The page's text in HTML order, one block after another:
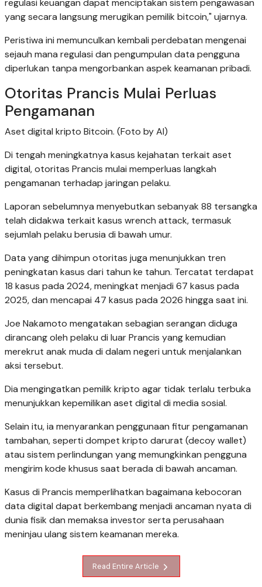
regulasi keuangan dapat menciptakan sistem pengawasan
yang secara langsung merugikan pemilik bitcoin," ujarnya.
Peristiwa ini memunculkan kembali perdebatan mengenai
sejauh mana regulasi dan pengumpulan data pengguna
diperlukan tanpa mengorbankan aspek keamanan pribadi.
Otoritas Prancis Mulai Perluas
Pengamanan
Aset digital kripto Bitcoin. (Foto by AI)
Di tengah meningkatnya kasus kejahatan terkait aset
digital, otoritas Prancis mulai memperluas langkah
pengamanan terhadap jaringan pelaku.
Laporan sebelumnya menyebutkan sebanyak 88 tersangka
telah didakwa terkait kasus wrench attack, termasuk
sejumlah pelaku berusia di bawah umur.
Data yang dihimpun otoritas juga menunjukkan tren
peningkatan kasus dari tahun ke tahun. Tercatat terdapat
18 kasus pada 2024, meningkat menjadi 67 kasus pada
2025, dan mencapai 47 kasus pada 2026 hingga saat ini.
Joe Nakamoto mengatakan sebagian serangan diduga
dirancang oleh pelaku di luar Prancis yang kemudian
merekrut anak muda di dalam negeri untuk menjalankan
aksi tersebut.
Dia mengingatkan pemilik kripto agar tidak terlalu terbuka
menunjukkan kepemilikan aset digital di media sosial.
Selain itu, ia menyarankan penggunaan fitur pengamanan
tambahan, seperti dompet kripto darurat (decoy wallet)
atau sistem perlindungan yang memungkinkan pengguna
mengirim kode khusus saat berada di bawah ancaman.
Kasus di Prancis memperlihatkan bagaimana kebocoran
data digital dapat berkembang menjadi ancaman nyata di
dunia fisik dan memaksa investor serta perusahaan
meninjau ulang sistem keamanan mereka.
Read Entire Article